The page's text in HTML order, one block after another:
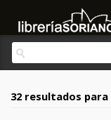
32 resultados para